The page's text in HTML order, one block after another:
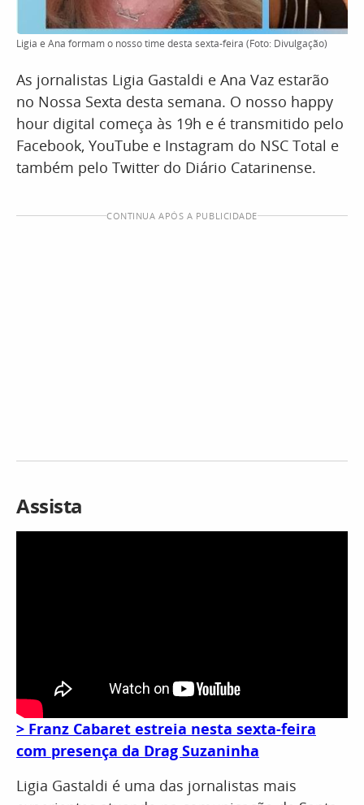
Ligia e Ana formam o nosso time desta sexta-feira (Foto: Divulgação)
As jornalistas Ligia Gastaldi e Ana Vaz estarão
no Nossa Sexta desta semana. O nosso happy
hour digital começa às 19h e é transmitido pelo
Facebook, YouTube e Instagram do NSC Total e
também pelo Twitter do Diário Catarinense.
CONTINUA APÓS A PUBLICIDADE
Assista
> Franz Cabaret estreia nesta sexta-feira
com presença da Drag Suzaninha
Ligia Gastaldi é uma das jornalistas mais